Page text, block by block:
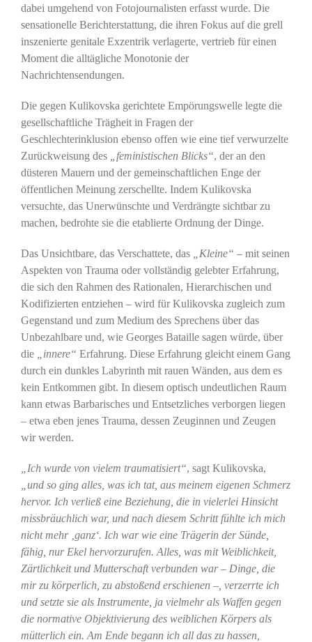
dabei umgehend von Fotojournalisten erfasst wurde. Die
sensationelle Berichterstattung, die ihren Fokus auf die grell
inszenierte genitale Exzentrik verlagerte, vertrieb für einen
Moment die alltägliche Monotonie der
Nachrichtensendungen.
Die gegen Kulikovska gerichtete Empörungswelle legte die
gesellschaftliche Trägheit in Fragen der
Geschlechterinklusion ebenso offen wie eine tief verwurzelte
Zurückweisung des
„feministischen Blicks“, der an den
düsteren Mauern und der gemeinschaftlichen Enge der
öffentlichen Meinung zerschellte. Indem Kulikovska
versuchte, das Unerwünschte und Verdrängte sichtbar zu
machen, bedrohte sie die etablierte Ordnung der Dinge.
Das Unsichtbare, das Verschattete, das „Kleine“ – mit seinen
Aspekten von Trauma oder vollständig gelebter Erfahrung,
die sich den Rahmen des Rationalen, Hierarchischen und
Kodifizierten entziehen – wird für Kulikovska zugleich zum
Gegenstand und zum Medium des Sprechens über das
Unbezahlbare und, wie Georges Bataille sagen würde, über
die
„innere“ Erfahrung. Diese Erfahrung gleicht einem Gang
durch ein dunkles Labyrinth mit rauen Wänden, aus dem es
kein Entkommen gibt. In diesem optisch undeutlichen Raum
kann etwas Barbarisches und Entsetzliches verborgen liegen
– etwa eben jenes Trauma, dessen Zeuginnen und Zeugen
wir werden.
„Ich wurde von vielem traumatisiert“, sagt Kulikovska,
„und so ging alles, was ich tat, aus meinem eigenen Schmerz
hervor. Ich verließ eine Beziehung, die in vielerlei Hinsicht
missbräuchlich war, und nach diesem Schritt fühlte ich mich
nicht mehr ‚ganz‘. Ich war wie eine Trägerin der Sünde,
fähig, nur Ekel hervorzurufen. Alles, was mit Weiblichkeit,
Zärtlichkeit und Mutterschaft verbunden war – Dinge, die
mir zu körperlich, zu abstoßend erschienen –, verzerrte ich
und setzte sie als Instrumente, ja vielmehr als Waffen gegen
die normative Objektivierung des weiblichen Körpers als
mütterlich ein. Am Ende begann ich all das zu hassen,